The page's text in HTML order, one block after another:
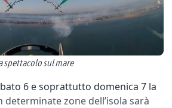
spettacolo sul mare
6 e soprattutto domenica 7 la
determinate zone dell’isola sarà